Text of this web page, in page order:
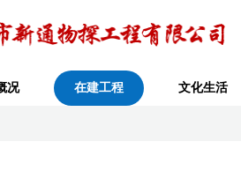
况 在建工程 文化生活